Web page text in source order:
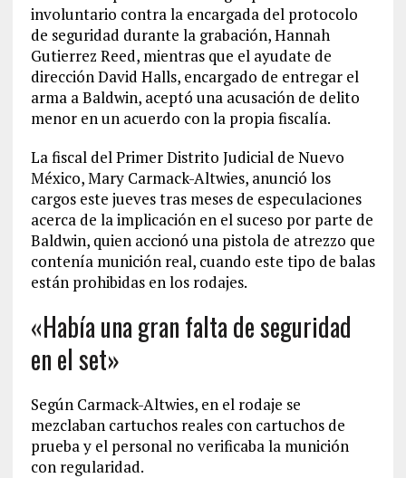
involuntario contra la encargada del protocolo
de seguridad durante la grabación, Hannah
Gutierrez Reed, mientras que el ayudate de
dirección David Halls, encargado de entregar el
arma a Baldwin, aceptó una acusación de delito
menor en un acuerdo con la propia fiscalía.
La fiscal del Primer Distrito Judicial de Nuevo
México, Mary Carmack-Altwies, anunció los
cargos este jueves tras meses de especulaciones
acerca de la implicación en el suceso por parte de
Baldwin, quien accionó una pistola de atrezzo que
contenía munición real, cuando este tipo de balas
están prohibidas en los rodajes.
«Había una gran falta de seguridad
en el set»
Según Carmack-Altwies, en el rodaje se
mezclaban cartuchos reales con cartuchos de
prueba y el personal no verificaba la munición
con regularidad.